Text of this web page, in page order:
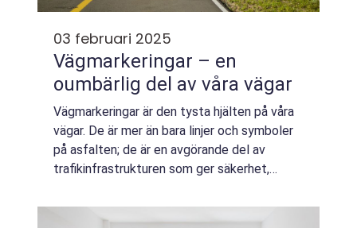
03 februari 2025
Vägmarkeringar – en
oumbärlig del av våra vägar
Vägmarkeringar är den tysta hjälten på våra
vägar. De är mer än bara linjer och symboler
på asfalten; de är en avgörande del av
trafikinfrastrukturen som ger säkerhet,